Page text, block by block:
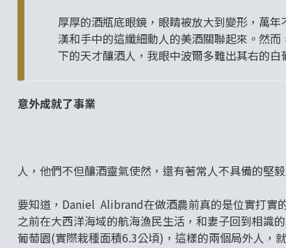
厚厚的酒瓶底眼鏡，眼睛被放大到變形，萬
漢和手中的這纖細動人的美酒關聯起來。然
下的天才釀酒人，我眼中波爾多難出其右的
意外成就了事業
人，他們不但釀酒靈氣使然，還有著常人不具備的堅毅
要知道，Daniel Alibrand在做酒農前真的是位實打實
之前在大西洋海域的航海漁民生活，和妻子回到相識
葡萄園(實際栽種面積6.3公頃)，這樣的兩個局外人，